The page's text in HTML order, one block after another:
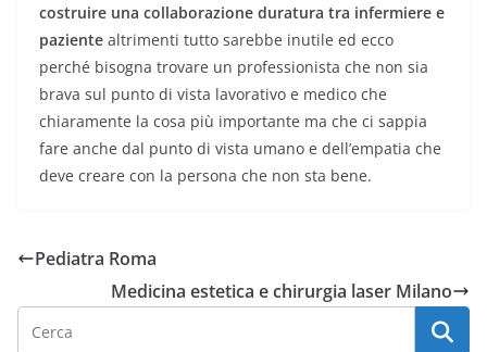
costruire una collaborazione duratura tra infermiere e
paziente altrimenti tutto sarebbe inutile ed ecco
perché bisogna trovare un professionista che non sia
brava sul punto di vista lavorativo e medico che
chiaramente la cosa più importante ma che ci sappia
fare anche dal punto di vista umano e dell’empatia che
deve creare con la persona che non sta bene.
Pediatra Roma
Medicina estetica e chirurgia laser Milano